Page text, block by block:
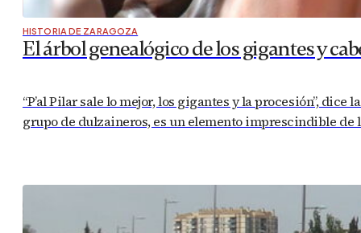
HISTORIA DE ZARAGOZA
El árbol genealógico de los gigantes y
“P’al Pilar sale lo mejor, los gigantes y la procesión”,
grupo de dulzaineros, es un elemento imprescindible de